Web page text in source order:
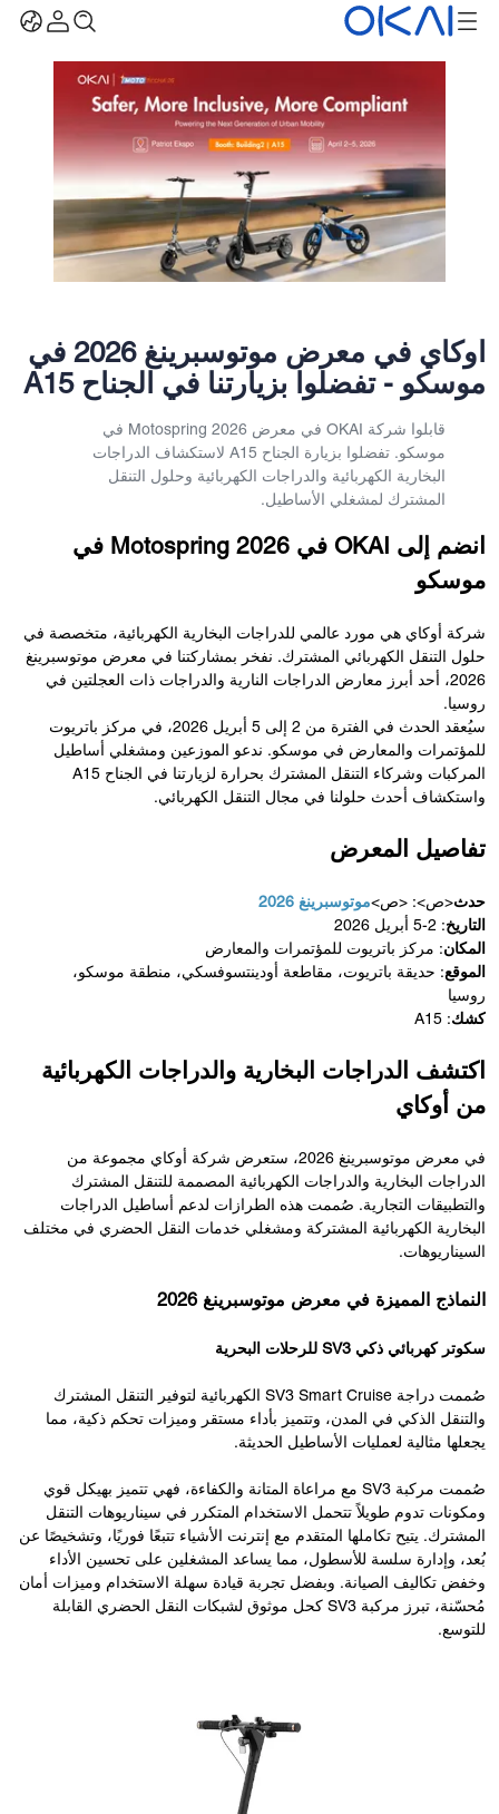
أوكاي في معرض موتوسبرينغ 2026 في
موسكو - تفضلوا بزيارتنا في الجناح A15
قابلوا شركة OKAI في معرض Motospring 2026 في
موسكو. تفضلوا بزيارة الجناح A15 لاستكشاف الدراجات
البخارية الكهربائية والدراجات الكهربائية وحلول التنقل
المشترك لمشغلي الأساطيل.
انضم إلى OKAI في Motospring 2026 في
موسكو
شركة أوكاي هي مورد عالمي للدراجات البخارية الكهربائية، متخصصة في
حلول التنقل الكهربائي المشترك. نفخر بمشاركتنا في معرض موتوسبرينغ
2026، أحد أبرز معارض الدراجات النارية والدراجات ذات العجلتين في
روسيا.
سيُعقد الحدث في الفترة من 2 إلى 5 أبريل 2026، في مركز باتريوت
للمؤتمرات والمعارض في موسكو. ندعو الموزعين ومشغلي أساطيل
المركبات وشركاء التنقل المشترك بحرارة لزيارتنا في الجناح A15
واستكشاف أحدث حلولنا في مجال التنقل الكهربائي.
تفاصيل المعرض
حدث<ص>: <ص>موتوسبرينغ 2026
التاريخ: 2-5 أبريل 2026
المكان: مركز باتريوت للمؤتمرات والمعارض
الموقع: حديقة باتريوت، مقاطعة أودينتسوفسكي، منطقة موسكو،
روسيا
كشك: A15
اكتشف الدراجات البخارية والدراجات الكهربائية
من أوكاي
في معرض موتوسبرينغ 2026، ستعرض شركة أوكاي مجموعة من
الدراجات البخارية والدراجات الكهربائية المصممة للتنقل المشترك
والتطبيقات التجارية. صُممت هذه الطرازات لدعم أساطيل الدراجات
البخارية الكهربائية المشتركة ومشغلي خدمات النقل الحضري في مختلف
السيناريوهات.
النماذج المميزة في معرض موتوسبرينغ 2026
سكوتر كهربائي ذكي SV3 للرحلات البحرية
صُممت دراجة SV3 Smart Cruise الكهربائية لتوفير التنقل المشترك
والتنقل الذكي في المدن، وتتميز بأداء مستقر وميزات تحكم ذكية، مما
يجعلها مثالية لعمليات الأساطيل الحديثة.
صُممت مركبة SV3 مع مراعاة المتانة والكفاءة، فهي تتميز بهيكل قوي
ومكونات تدوم طويلاً تتحمل الاستخدام المتكرر في سيناريوهات التنقل
المشترك. يتيح تكاملها المتقدم مع إنترنت الأشياء تتبعًا فوريًا، وتشخيصًا عن
بُعد، وإدارة سلسة للأسطول، مما يساعد المشغلين على تحسين الأداء
وخفض تكاليف الصيانة. وبفضل تجربة قيادة سهلة الاستخدام وميزات أمان
مُحسّنة، تبرز مركبة SV3 كحل موثوق لشبكات النقل الحضري القابلة
للتوسع.